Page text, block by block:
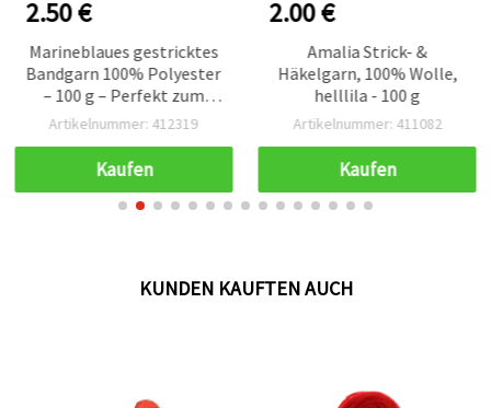
2.50 €
Marineblaues gestricktes
Bandgarn 100% Polyester
– 100 g – Perfekt zum
Häkeln, Stricken & für
Bastelprojekte
Artikelnummer: 412319
Kaufen
2.00 €
Amalia Strick- &
Häkelgarn, 100% Wolle,
helllila - 100 g
Artikelnummer: 411082
Kaufen
KUNDEN KAUFTEN AUCH